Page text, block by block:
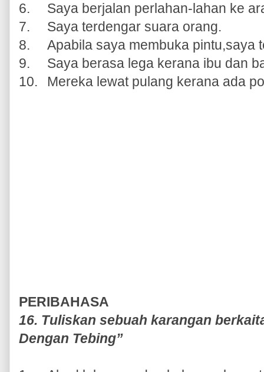
6.
Saya berjalan perlahan-lahan ke
7.
Saya terdengar suara orang.
8.
Apabila saya membuka pintu,saya
9.
Saya berasa lega kerana ibu dan
10.
Mereka lewat pulang kerana ada
PERIBAHASA
16. Tuliskan sebuah karangan
Dengan Tebing”